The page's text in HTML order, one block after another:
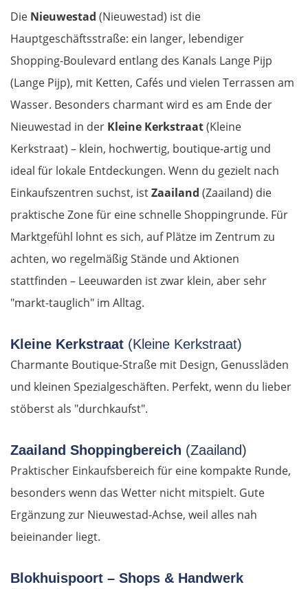
Die Nieuwestad (Nieuwestad) ist die
Hauptgeschäftsstraße: ein langer, lebendiger
Shopping-Boulevard entlang des Kanals Lange Pijp
(Lange Pijp), mit Ketten, Cafés und vielen Terrassen am
Wasser. Besonders charmant wird es am Ende der
Nieuwestad in der Kleine Kerkstraat(Kleine
Kerkstraat) – klein, hochwertig, boutique-artig und
ideal für lokale Entdeckungen. Wenn du gezielt nach
Einkaufszentren suchst, istZaailand (Zaailand) die
praktische Zone für eine schnelle Shoppingrunde. Für
Marktgefühl lohnt es sich, auf Plätze im Zentrum zu
achten, wo regelmäßig Stände und Aktionen
stattfinden – Leeuwarden ist zwar klein, aber sehr
"markt-tauglich" im Alltag.
Kleine Kerkstraat (Kleine Kerkstraat)
Charmante Boutique-Straße mit Design, Genussläden
und kleinen Spezialgeschäften. Perfekt, wenn du lieber
stöberst als "durchkaufst".
Zaailand Shoppingbereich (Zaailand)
Praktischer Einkaufsbereich für eine kompakte Runde,
besonders wenn das Wetter nicht mitspielt. Gute
Ergänzung zur Nieuwestad-Achse, weil alles nah
beieinander liegt.
Blokhuispoort – Shops & Handwerk
OSTROUTE
Tallinn
Pärnu
Lettland